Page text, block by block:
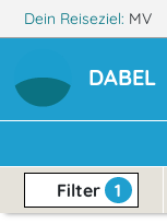
Dein Reiseziel: MV
DABEL
Filter 1